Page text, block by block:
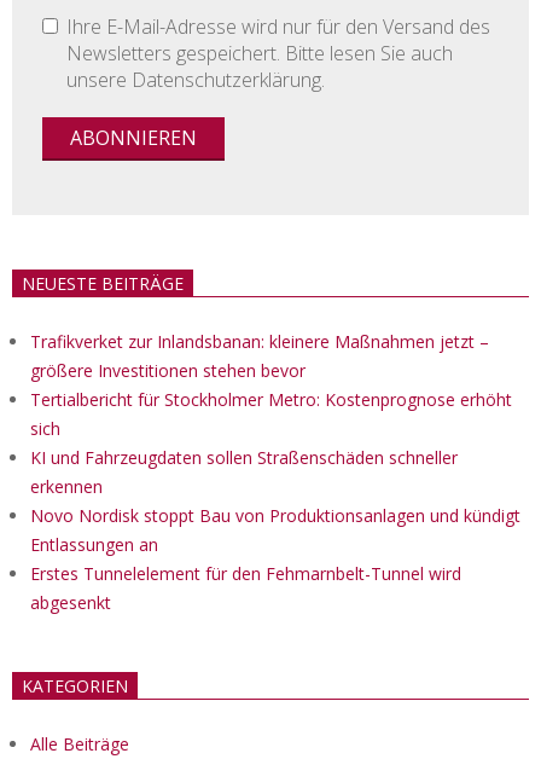
Ihre E-Mail-Adresse wird nur für den Versand des
Newsletters gespeichert. Bitte lesen Sie auch
unsere Datenschutzerklärung.
NEUESTE BEITRÄGE
Trafikverket zur Inlandsbanan: kleinere Maßnahmen jetzt –
größere Investitionen stehen bevor
Tertialbericht für Stockholmer Metro: Kostenprognose erhöht
sich
KI und Fahrzeugdaten sollen Straßenschäden schneller
erkennen
Novo Nordisk stoppt Bau von Produktionsanlagen und kündigt
Entlassungen an
Erstes Tunnelelement für den Fehmarnbelt-Tunnel wird
abgesenkt
KATEGORIEN
Alle Beiträge